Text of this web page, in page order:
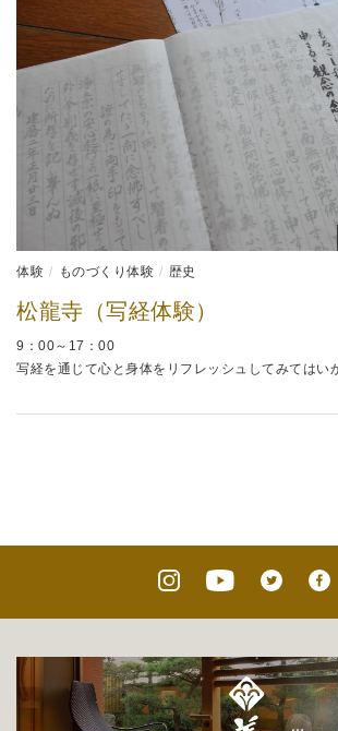
体験 ものづくり体験 歴史
松龍寺（写経体験）
9：00～17：00
写経を通じて心と身体をリフレッシュしてみてはい